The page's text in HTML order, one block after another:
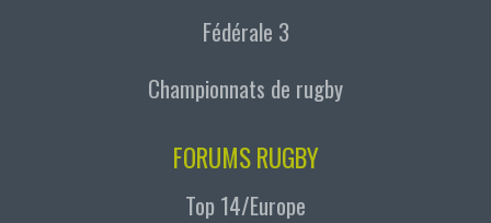
Fédérale 3
Championnats de rugby
FORUMS RUGBY
Top 14/Europe